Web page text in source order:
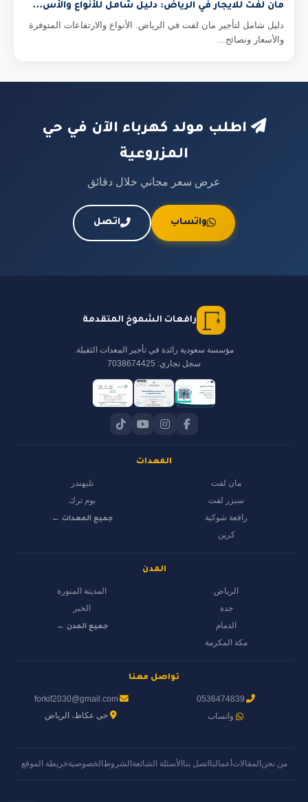
مان لفت للايجار في الرياض: دليل شامل للأنواع والأس...
دليل شامل لتأجير مان لفت في الرياض. الأنواع والارتفاعات المتوفرة
والأسعار ونصائح...
اطلب مولد كهرباء الآن في حي
المزروعية
عرض سعر مجاني خلال دقائق
واتساب اتصل
رافعات الشموخ المتقدمة
مؤسسة سعودية رائدة في تأجير المعدات الثقيلة.
سجل تجاري: 7038674425
المعدات
مان لفت
سيزر لفت
رافعة شوكية
كرين
تليهندر
بوم ترك
جميع المعدات ←
المدن
الرياض
جدة
الدمام
مكة المكرمة
المدينة المنورة
الخبر
جميع المدن ←
تواصل معنا
0536474839
واتساب
forkif2030@gmail.com
حي عكاظ، الرياض
من نحن المقالات أعمالنا اتصل بنا الأسئلة الشائعة الشروط الخصوصيةخريطة الموقع